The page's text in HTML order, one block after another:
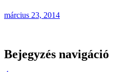
március 23, 2014
Bejegyzés navigáció